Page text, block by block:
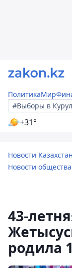
ПолитикаМир
#Выборы в
+31°
Новости
Новости общества
43-
родила